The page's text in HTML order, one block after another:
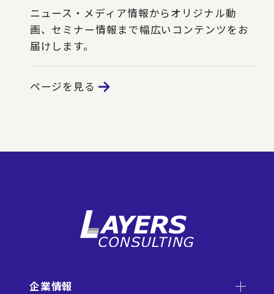
ニュース・メディア情報からオリジナル動
画、セミナー情報まで幅広いコンテンツをお
届けします。
ページを見る
企業情報